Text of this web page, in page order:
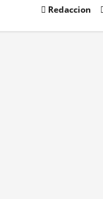
Redaccion